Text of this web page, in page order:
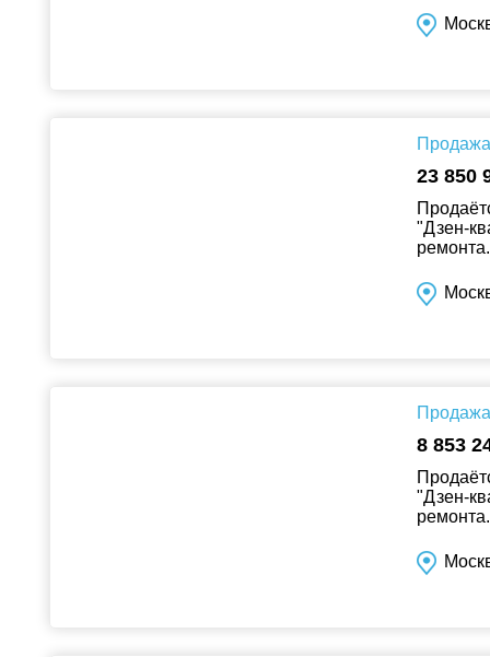
23 850
"Дзен-
8 853
"Дзен-